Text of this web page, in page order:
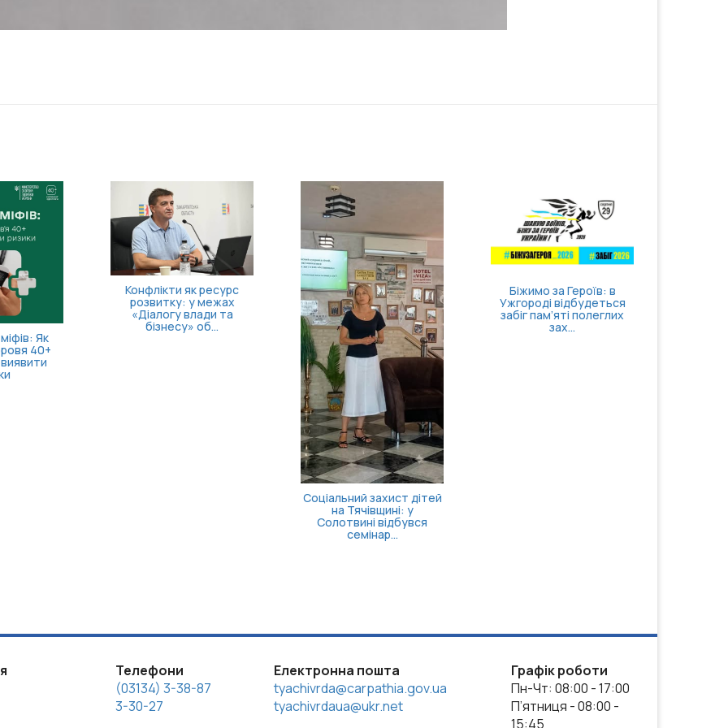
запуск Як опанувати себе та
повернути відчуття
контролю
Телефони
(03134) 3-38-87
3-30-27
Електронна пошта
tyachivrda@carpathia.gov.ua
tyachivrdaua@ukr.net
Графік роботи
Пн-Чт: 08:00 - 17:00
П’ятниця - 08:00 -
15:45